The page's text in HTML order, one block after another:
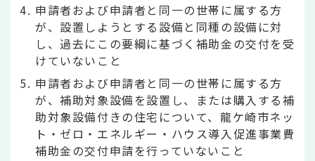
申請者および申請者と同一の世帯に属する方
が、設置しようとする設備と同種の設備に対
し、過去にこの要綱に基づく補助金の交付を受
けていないこと
申請者および申請者と同一の世帯に属する方
が、補助対象設備を設置し、または購入する補
助対象設備付きの住宅について、龍ケ崎市ネッ
ト・ゼロ・エネルギー・ハウス導入促進事業費
補助金の交付申請を行っていないこと